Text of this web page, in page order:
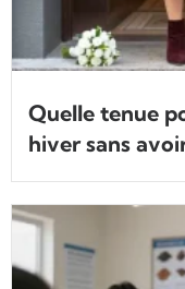
Quelle tenue
hiver sans